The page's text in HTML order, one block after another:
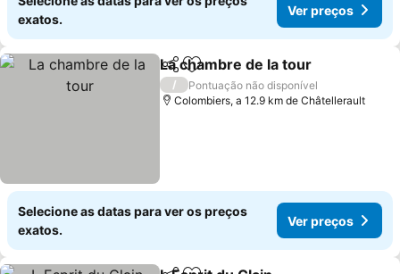
exatos.
Ver preços
PartilharAdicionar aos favoritos
La chambre de la tour
/
Pontuação não disponível
Colombiers, a 12.9 km de Châtellerault
Selecione as datas para ver os preços
exatos.
Ver preços